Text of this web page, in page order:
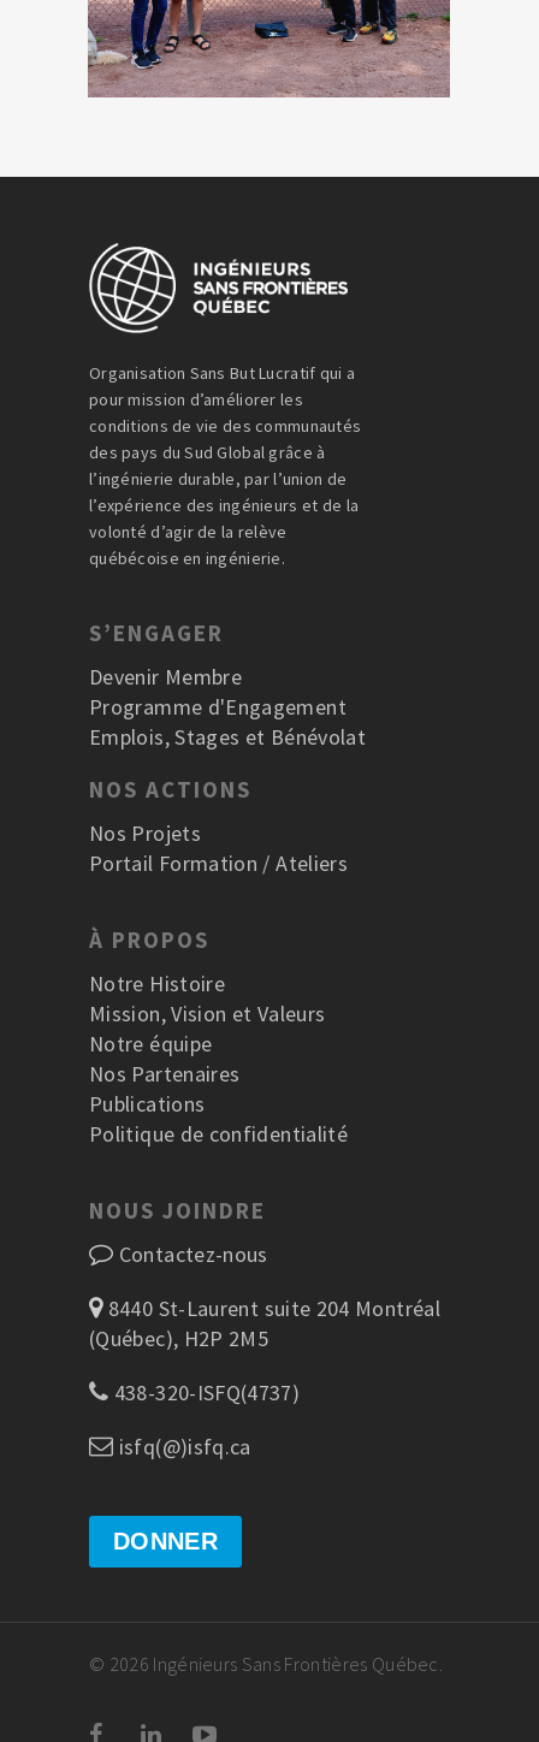
Organisation Sans But Lucratif qui a
pour mission d’améliorer les
conditions de vie des communautés
des pays du Sud Global grâce à
l’ingénierie durable, par l’union de
l’expérience des ingénieurs et de la
volonté d’agir de la relève
québécoise en ingénierie.
S’ENGAGER
Devenir Membre
Programme d'Engagement
Emplois, Stages et Bénévolat
NOS ACTIONS
Nos Projets
Portail Formation / Ateliers
À PROPOS
Notre Histoire
Mission, Vision et Valeurs
Notre équipe
Nos Partenaires
Publications
Politique de confidentialité
NOUS JOINDRE
Contactez-nous
8440 St-Laurent suite 204 Montréal
(Québec), H2P 2M5
438-320-ISFQ(4737)
isfq(@)isfq.ca
DONNER
© 2026 Ingénieurs Sans Frontières Québec.